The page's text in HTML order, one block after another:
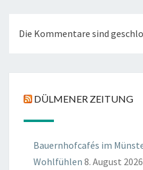
Die Kommentare sind
DÜLMENER ZEITUNG
Bauernhofcafés im
Wohlfühlen 8. August 2026